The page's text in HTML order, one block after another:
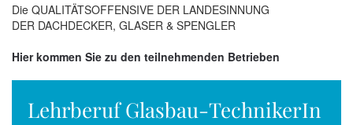
Die QUALITÄTSOFFENSIVE DER LANDESINNUNG
DER DACHDECKER, GLASER & SPENGLER
Hier kommen Sie zu den teilnehmenden Betrieben
Lehrberuf Glasbau-TechnikerIn